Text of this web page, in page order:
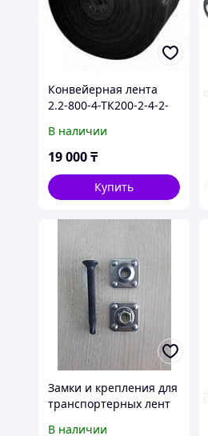
Конвейерная лента
2.2-800-4-ТК200-2-4-2-
В наличии
19 000₸
Купить
Замки и крепления для
транспортерных лент
В наличии